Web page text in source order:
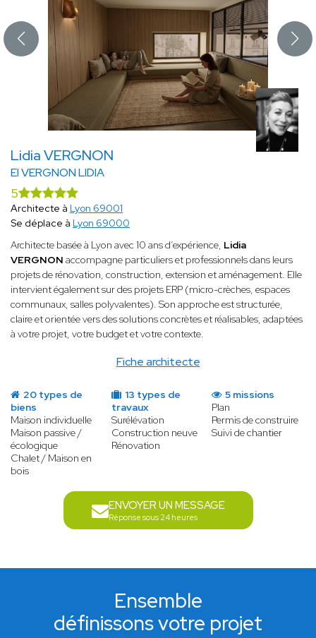
Lidia VERGNON
EI VERGNON LIDIA
Fiche architecte
5
Architecte à Lyon 69001
Se déplace à Lyon 69000
Architecte basée à Lyon avec 10 ans d’expérience, Lidia
VERGNON accompagne particuliers et professionnels dans leurs
projets de rénovation, construction, extension et aménagement. Elle
intervient également sur des projets ERP (micro-crèches, espaces
communaux, salles polyvalentes). Son approche est structurée,
claire et orientée vers des solutions concrètes et réalisables, adaptées
à votre projet, votre budget et votre contexte.
20 types de
biens
Maison individuelle
Maison passive /
écologique
Chalet / Maison en
bois
13 types de
travaux
Surélévation
Construction neuve
Rénovation
5 missions
Plan
Permis de construire
Suivi de chantier
ENVOYER UN MESSAGE
Réponse sous 24 heures
Ensemble
définissons votre projet